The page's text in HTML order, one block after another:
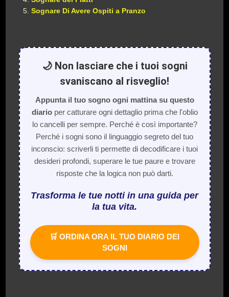
Sognare Di Avere Ospiti a Pranzo
🌙 Non lasciare che i tuoi sogni
svaniscano al risveglio!
Appunta il tuo sogno ogni mattina su questo
diarioper catturare ogni dettaglio prima che l'oblio
lo cancelli per sempre. Perché è così importante?
Perché i sogni sono il linguaggio segreto del tuo
inconscio: scriverli ti permette di decodificare i tuoi
desideri profondi, superare le tue paure e trovare
risposte che la logica non può darti.
Trasforma le tue notti in una guida per
la tua vita.
🛒 ORDINA ORA IL TUO DIARIO DEI
SOGNI